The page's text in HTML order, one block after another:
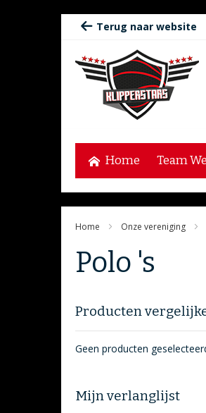
Ga
de
inhoud
Terug naar website
Home Team
Home Onze vereniging
Polo 's
Producten
Geen producten
Mijn verlanglijst